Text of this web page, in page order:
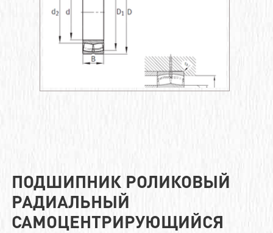
ПОДШИПНИК РОЛИКОВЫЙ
РАДИАЛЬНЫЙ
САМОЦЕНТРИРУЮЩИЙСЯ